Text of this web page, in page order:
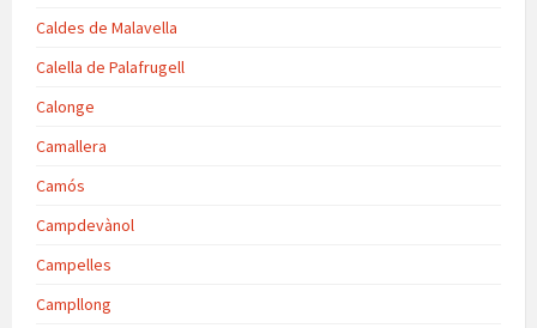
Caldes de Malavella
Calella de Palafrugell
Calonge
Camallera
Camós
Campdevànol
Campelles
Campllong